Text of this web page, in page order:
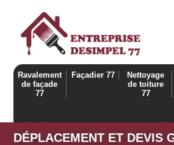
Ravalement
de façade
77
Façadier 77
Nettoyage
de toiture
77
DÉPLACEMENT ET DEVIS